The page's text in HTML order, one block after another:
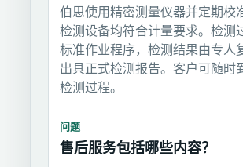
伯思使用精密测量仪器并定期校
检测设备均符合计量要求。检测
标准作业程序，检测结果由专人
出具正式检测报告。客户可随时
检测过程。
问题
售后服务包括哪些内容？